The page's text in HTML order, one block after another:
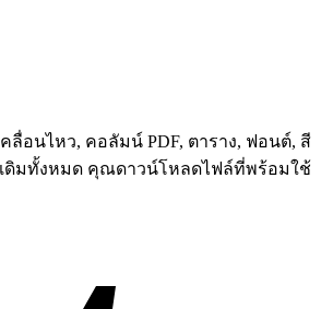
ลื่อนไหว, คอลัมน์ PDF, ตาราง, ฟอนต์, สี
ดิมทั้งหมด คุณดาวน์โหลดไฟล์ที่พร้อมใช้